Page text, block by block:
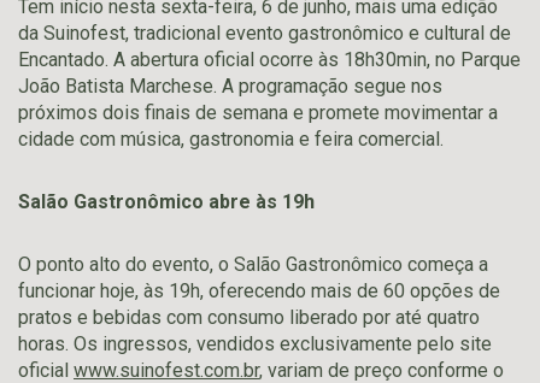
Tem início nesta sexta-feira, 6 de junho, mais uma edição
da Suinofest, tradicional evento gastronômico e cultural de
Encantado. A abertura oficial ocorre às 18h30min, no Parque
João Batista Marchese. A programação segue nos
próximos dois finais de semana e promete movimentar a
cidade com música, gastronomia e feira comercial.
Salão Gastronômico abre às 19h
O ponto alto do evento, o Salão Gastronômico começa a
funcionar hoje, às 19h, oferecendo mais de 60 opções de
pratos e bebidas com consumo liberado por até quatro
horas. Os ingressos, vendidos exclusivamente pelo site
oficial www.suinofest.com.br, variam de preço conforme o